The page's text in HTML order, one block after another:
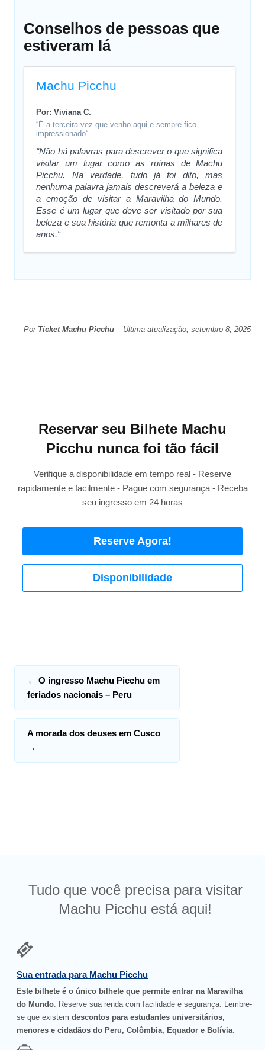
Conselhos de pessoas que
estiveram lá
Machu Picchu
Por: Viviana C.
“É a terceira vez que venho aqui e sempre fico
impressionado“
“Não há palavras para descrever o que significa
visitar um lugar como as ruínas de Machu
Picchu. Na verdade, tudo já foi dito, mas
nenhuma palavra jamais descreverá a beleza e
a emoção de visitar a Maravilha do Mundo.
Esse é um lugar que deve ser visitado por sua
beleza e sua história que remonta a milhares de
anos.“
Por Ticket Machu Picchu– Ultima atualização, setembro 8, 2025
Reservar seu Bilhete Machu
Picchu nunca foi tão fácil
Verifique a disponibilidade em tempo real - Reserve
rapidamente e facilmente - Pague com segurança - Receba
seu ingresso em 24 horas
Reserve Agora!
Disponibilidade
← O ingresso Machu Picchu em
feriados nacionais – Peru
A morada dos deuses em Cusco
→
Tudo que você precisa para visitar
Machu Picchu está aqui!
Sua entrada para Machu Picchu
Este bilhete é o único bilhete que permite entrar na Maravilha
do Mundo. Reserve sua renda com facilidade e segurança. Lembre-
se que existemdescontos para estudantes universitários,
menores e cidadãos do Peru, Colômbia, Equador e Bolívia.